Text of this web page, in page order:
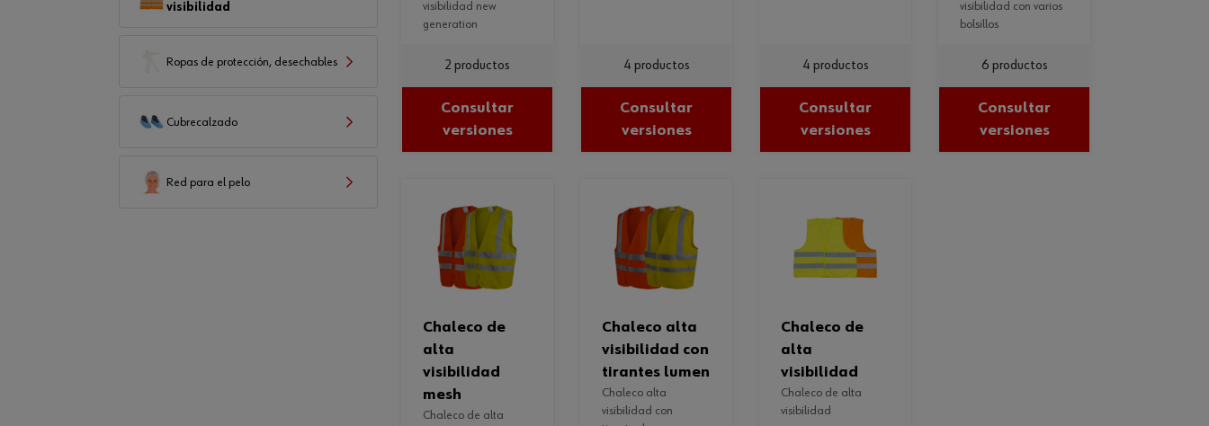
visibilidad new
generation
2 productos
Consultar
versiones
4 productos
Consultar
versiones
4 productos
Consultar
versiones
visibilidad con varios
bolsillos
6 productos
Consultar
versiones
chaleco de
alta
visibilidad
mesh
chaleco de alta
chaleco alta
visibilidad con
tirantes lumen
chaleco alta
visibilidad con
chaleco de
alta
visibilidad
chaleco de alta
visibilidad
visibilidad
Ropas de protección, desechables
Cubrecalzado
Red para el pelo